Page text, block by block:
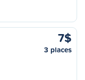
7$
3 places